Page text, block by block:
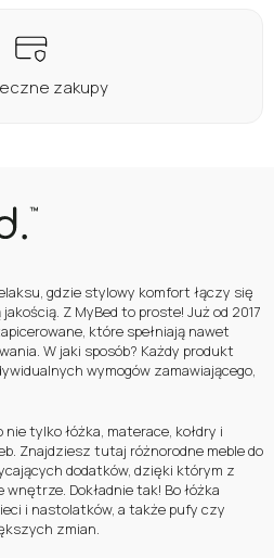
zakupy
gdzie stylowy komfort łączy się
Z MyBed to proste! Już od 2017
które spełniają nawet
W jaki sposób? Każdy produkt
wymogów zamawiającego,
tylko łóżka, materace, kołdry i
Znajdziesz tutaj różnorodne meble do
dodatków, dzięki którym z
Dokładnie tak! Bo łóżka
i nastolatków, a także pufy czy
zmian.